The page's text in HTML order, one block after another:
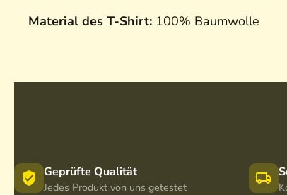
Material des T-Shirt: 100% Baumwolle
Geprüfte Qualität
Jedes Produkt von uns getestet